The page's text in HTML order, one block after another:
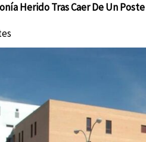
Herido Tras Caer De Un